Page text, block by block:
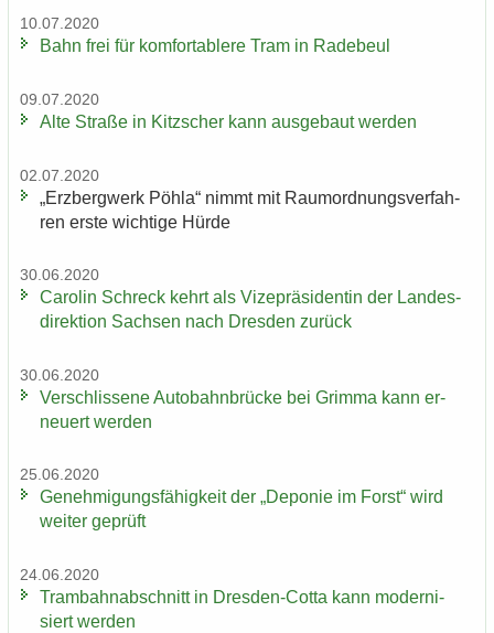
10.07.2020
Bahn frei für kom­for­ta­ble­re Tram in Ra­de­beul
09.07.2020
Alte Stra­ße in Kitz­scher kann aus­ge­baut wer­den
02.07.2020
„Erz­berg­werk Pöhla“ nimmt mit Raum­ord­nungs­ver­fah­
ren erste wich­ti­ge Hürde
30.06.2020
Ca­ro­lin Schreck kehrt als Vi­ze­prä­si­den­tin der Lan­des­
di­rek­ti­on Sach­sen nach Dres­den zu­rück
30.06.2020
Ver­schlis­se­ne Au­to­bahn­brü­cke bei Grim­ma kann er­
neu­ert wer­den
25.06.2020
Ge­neh­mi­gungs­fä­hig­keit der „De­po­nie im Forst“ wird
wei­ter ge­prüft
24.06.2020
Tram­bahn­ab­schnitt in Dresden-​Cotta kann mo­der­ni­
siert wer­den